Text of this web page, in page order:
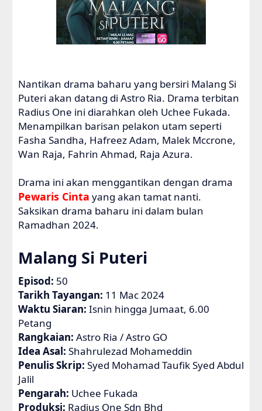
Nantikan drama baharu yang bersiri Malang Si
Puteri akan datang di Astro Ria. Drama terbitan
Radius One ini diarahkan oleh Uchee Fukada.
Menampilkan barisan pelakon utam seperti
Fasha Sandha, Hafreez Adam, Malek Mccrone,
Wan Raja, Fahrin Ahmad, Raja Azura.
Drama ini akan menggantikan dengan drama
Pewaris Cinta yang akan tamat nanti.
Saksikan drama baharu ini dalam bulan
Ramadhan 2024.
Malang Si Puteri
Episod: 50
Tarikh Tayangan: 11 Mac 2024
Waktu Siaran: Isnin hingga Jumaat, 6.00
Petang
Rangkaian: Astro Ria / Astro GO
Idea Asal: Shahrulezad Mohameddin
Penulis Skrip: Syed Mohamad Taufik Syed Abdul
Jalil
Pengarah: Uchee Fukada
Produksi: Radius One Sdn Bhd